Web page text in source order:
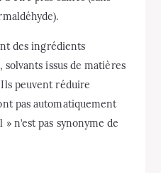
des ingrédients
solvants issus de matières
peuvent réduire
pas automatiquement
n’est pas synonyme de